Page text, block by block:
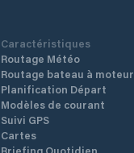
Caractéristiques
Routage Météo
Routage bateau à moteur
Planification Départ
Modèles de courant
Suivi GPS
Cartes
Briefing Quotidien